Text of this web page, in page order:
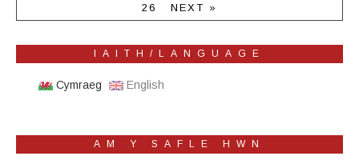
26
NEXT »
IAITH/LANGUAGE
Cymraeg English
AM Y SAFLE HWN